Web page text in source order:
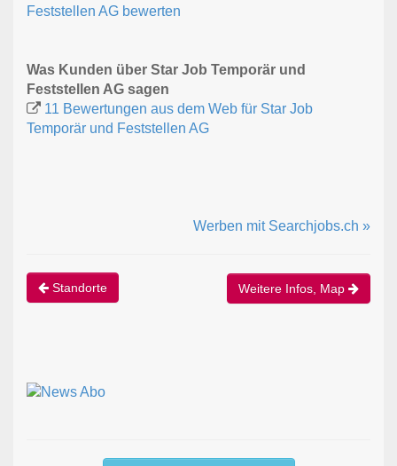
Feststellen AG bewerten
Was Kunden über Star Job Temporär und
Feststellen AG sagen
11 Bewertungen aus dem Web für Star Job
Temporär und Feststellen AG
Werben mit Searchjobs.ch »
Standorte Weitere Infos, Map